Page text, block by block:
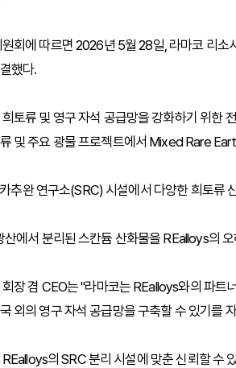
회에 따르면 2026년 5월 28일, 라마코 리
했다.
토류 및 영구 자석 공급망을 강화하기 위한
및 주요 광물 프로젝트에서 Mixed Rare
추완 연구소(SRC) 시설에서 다양한 희토류
산에서 분리된 스칸듐 산화물을 REalloys의
장 겸 CEO는 "라마코는 REalloys와의 파
외의 영구 자석 공급망을 구축할 수 있기를
의 SRC 분리 시설에 맞춘 신뢰할 수